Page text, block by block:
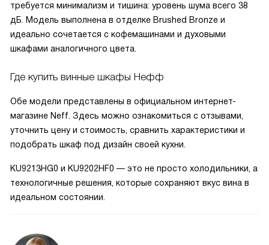
требуется минимализм и тишина: уровень шума всего 38
дБ. Модель выполнена в отделке Brushed Bronze и
идеально сочетается с кофемашинами и духовыми
шкафами аналогичного цвета.
Где купить винные шкафы Нефф
Обе модели представлены в официальном интернет-
магазине Neff. Здесь можно ознакомиться с отзывами,
уточнить цену и стоимость, сравнить характеристики и
подобрать шкаф под дизайн своей кухни.
KU9213HG0 и KU9202HF0 — это не просто холодильники, а
технологичные решения, которые сохраняют вкус вина в
идеальном состоянии.